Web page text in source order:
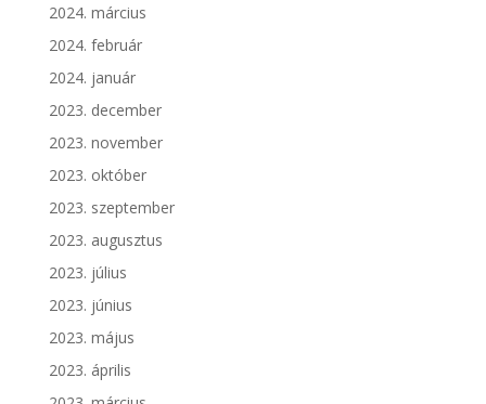
2024. március
2024. február
2024. január
2023. december
2023. november
2023. október
2023. szeptember
2023. augusztus
2023. július
2023. június
2023. május
2023. április